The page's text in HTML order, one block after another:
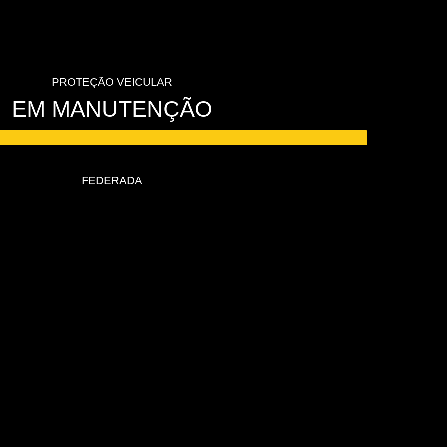
PROTEÇÃO VEICULAR
EM MANUTENÇÃO
FEDERADA